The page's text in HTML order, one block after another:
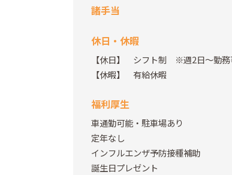
諸手当
休日・休暇
【休日】 シフト制 ※週2日～勤務
【休暇】 有給休暇
福利厚生
車通勤可能・駐車場あり
定年なし
インフルエンザ予防接種補助
誕生日プレゼント